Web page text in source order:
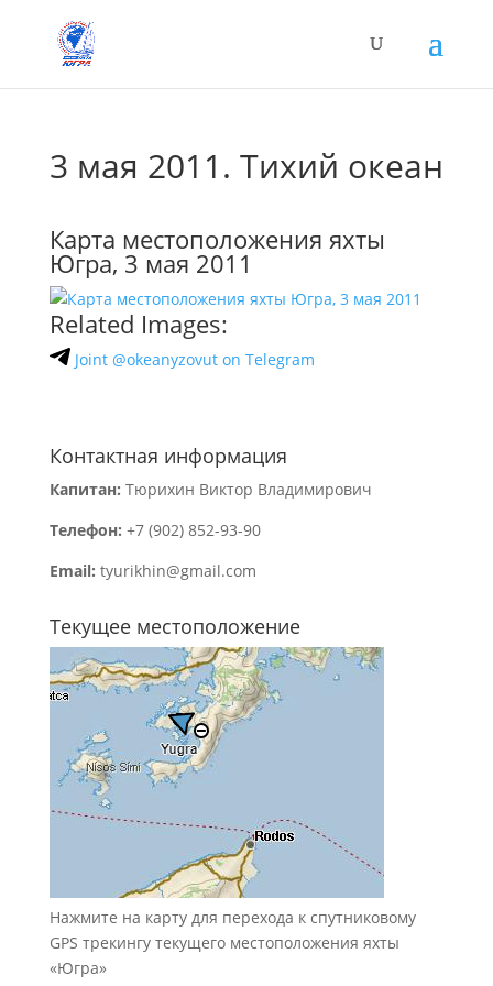
3 мая 2011. Тихий океан
Карта местоположения яхты
Югра, 3 мая 2011
Related Images:
Joint @okeanyzovut on Telegram
Контактная информация
Капитан: Тюрихин Виктор Владимирович
Телефон: +7 (902) 852-93-90
Email: tyurikhin@gmail.com
Текущее местоположение
Нажмите на карту для перехода к спутниковому
GPS трекингу текущего местоположения яхты
«Югра»